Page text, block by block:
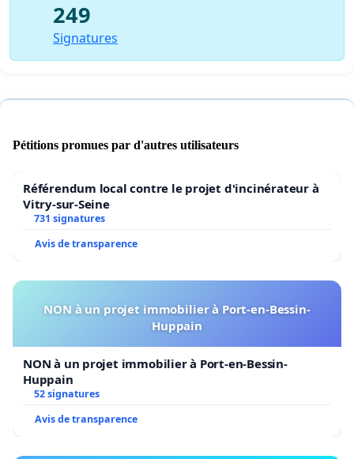
249
Signatures
Pétitions promues par d'autres utilisateurs
Référendum local contre le projet d'incinérateur à
Vitry-sur-Seine
731 signatures
Avis de transparence
NON à un projet immobilier à Port-en-Bessin-
Huppain
NON à un projet immobilier à Port-en-Bessin-
Huppain
52 signatures
Avis de transparence